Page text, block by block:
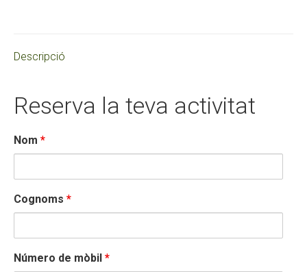
Descripció
Reserva la teva activitat
Nom *
Cognoms *
Número de mòbil *